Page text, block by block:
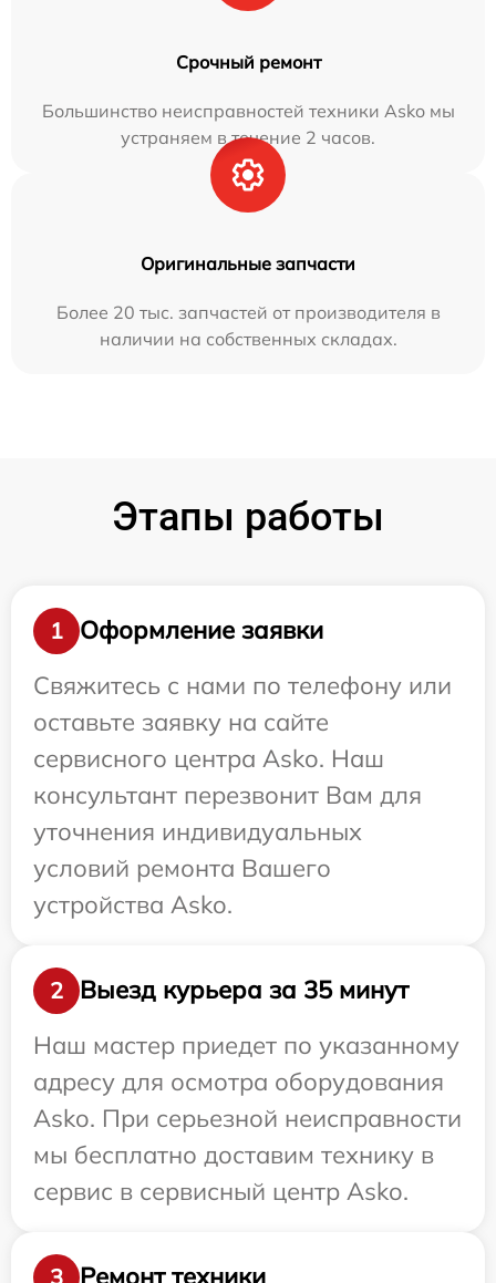
Срочный ремонт
Большинство неисправностей техники Asko мы
устраняем в течение 2 часов.
Оригинальные запчасти
Более 20 тыс. запчастей от производителя в
наличии на собственных складах.
Этапы работы
1
Оформление заявки
Свяжитесь с нами по телефону или
оставьте заявку на сайте
сервисного центра Asko. Наш
консультант перезвонит Вам для
уточнения индивидуальных
условий ремонта Вашего
устройства Asko.
2
Выезд курьера за 35 минут
Наш мастер приедет по указанному
адресу для осмотра оборудования
Asko. При серьезной неисправности
мы бесплатно доставим технику в
сервис в сервисный центр Asko.
3 Ремонт техники